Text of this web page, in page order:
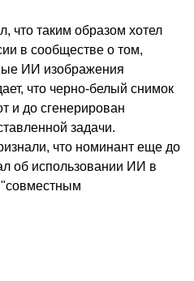
что таким образом хотел
в сообществе о том,
ИИ изображения
что черно-белый снимок
и до сгенерирован
задачи.
что номинант еще до
об использовании ИИ в
"совместным